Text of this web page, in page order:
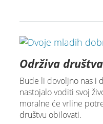
Održiva društva
Bude li dovoljno nas i
nastojalo voditi svoj
moralne će vrline
društvu obilovati.